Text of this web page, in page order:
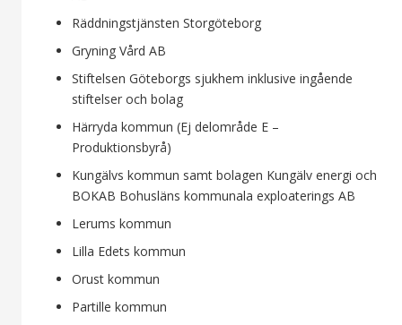
Räddningstjänsten Storgöteborg
Gryning Vård AB
Stiftelsen Göteborgs sjukhem inklusive ingående
stiftelser och bolag
Härryda kommun (Ej delområde E –
Produktionsbyrå)
Kungälvs kommun samt bolagen Kungälv energi och
BOKAB Bohusläns kommunala exploaterings AB
Lerums kommun
Lilla Edets kommun
Orust kommun
Partille kommun